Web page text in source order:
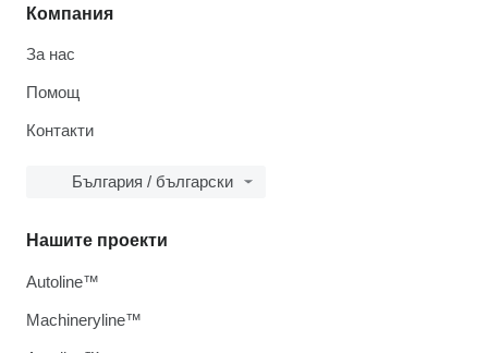
Компания
За нас
Помощ
Контакти
България / български
Нашите проекти
Autoline™
Machineryline™